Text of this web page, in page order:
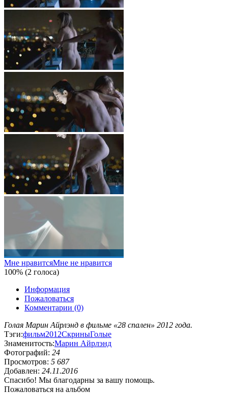
Мне нравитсяМне не нравится
100% (2 голоса)
Информация
Пожаловаться
Комментарии (0)
Голая Марин Айрлэнд в фильме «28 спален» 2012 года.
Тэги:фильм2012СкриныГолые
Знаменитость:Марин Айрлэнд
Фотографий: 24
Просмотров: 5 687
Добавлен: 24.11.2016
Спасибо! Мы благодарны за вашу помощь.
Пожаловаться на альбом